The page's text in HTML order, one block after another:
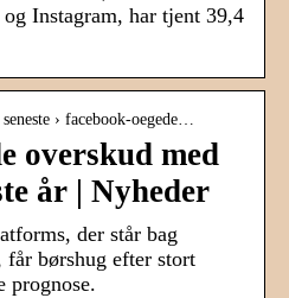
Instagram, har tjent 39,4
› facebook-oegede…
overskud med
år | Nyheder
der står bag
får børshug efter stort
prognose.